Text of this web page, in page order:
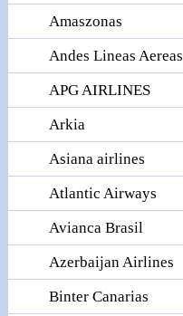
Amaszonas
Andes Lineas Aereas
APG AIRLINES
Arkia
Asiana airlines
Atlantic Airways
Avianca Brasil
Azerbaijan Airlines
Binter Canarias